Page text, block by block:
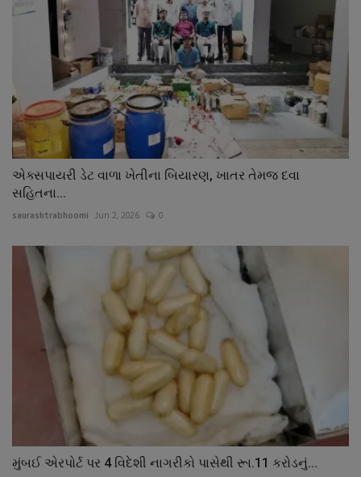
એક્સપાયરી ડેટ વાળા ખેતીના બિયારણ, ખાતર તેમજ દવા
સહિતના...
saurashtrabhoomi Jun 2, 2026 0
મુંબઈ એરપોર્ટ પર 4 વિદેશી નાગરીકો પાસેથી રૂા.11 કરોડનું...